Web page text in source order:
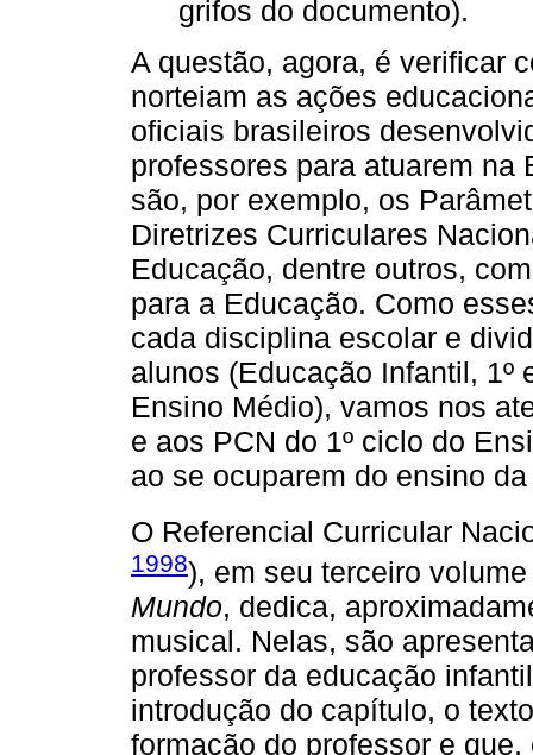
grifos do documento).
A questão, agora, é verificar
norteiam as ações
oficiais brasileiros
professores para atuarem
são, por exemplo, os
Diretrizes Curriculares
Educação, dentre outros,
para a Educação. Como
cada disciplina escolar e
alunos (Educação Infantil, 1º
Ensino Médio), vamos nos
e aos PCN do 1º ciclo do
ao se ocuparem do ensino
O Referencial Curricular
1998), em seu terceiro
Mundo, dedica,
musical. Nelas, são
professor da educação
introdução do capítulo, o
formação do professor e